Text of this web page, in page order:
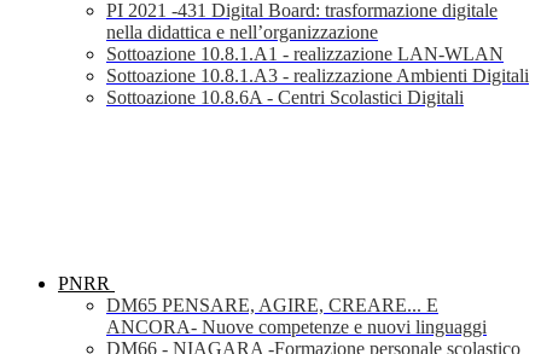
PI 2021 -431 Digital Board: trasformazione digitale
nella didattica e nell’organizzazione
Sottoazione 10.8.1.A1 - realizzazione LAN-WLAN
Sottoazione 10.8.1.A3 - realizzazione Ambienti Digitali
Sottoazione 10.8.6A - Centri Scolastici Digitali
PNRR
DM65 PENSARE, AGIRE, CREARE... E
ANCORA- Nuove competenze e nuovi linguaggi
DM66 - NIAGARA -Formazione personale scolastico